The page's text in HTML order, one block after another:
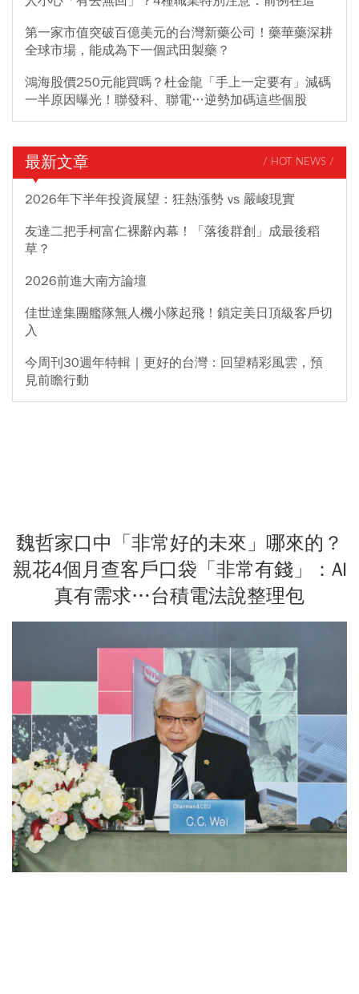
第一家市值突破百億美元的台灣新藥公司！藥華藥深耕
全球市場，能成為下一個武田製藥？
鴻海股價250元能買嗎？杜金龍「手上一定要有」減碼
一半原因曝光！聯發科、聯電…逆勢加碼這些個股
最新文章 / HOT NEWS /
2026年下半年投資展望：狂熱漲勢 vs 嚴峻現實
友達二把手柯富仁裸辭內幕！「落後群創」成最後稻
草？
2026前進大南方論壇
佳世達集團艦隊無人機小隊起飛！鎖定美日頂級客戶切
入
今周刊30週年特輯｜更好的台灣：回望精彩風雲，預
見前瞻行動
魏哲家口中「非常好的未來」哪來的？
親花4個月查客戶口袋「非常有錢」：AI
真有需求…台積電法說整理包